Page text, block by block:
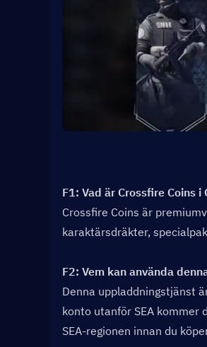
F1: Vad är Crossfire Coins i
Crossfire Coins är
karaktärsdräkter,
F2: Vem kan använda
Denna uppladdningstjänst
konto utanför SEA
SEA-regionen innan du